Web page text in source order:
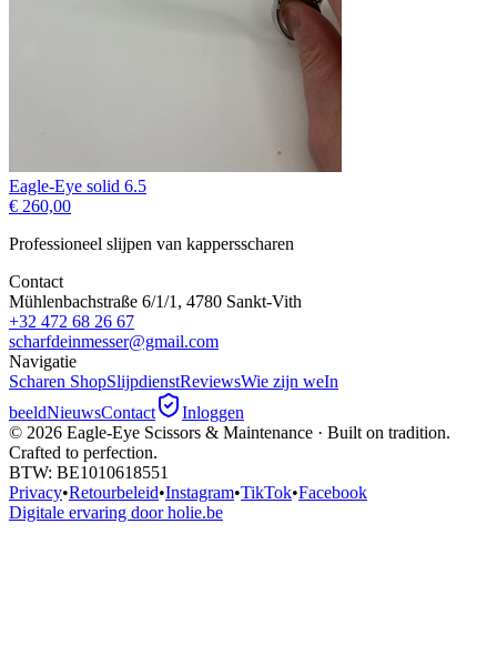
Eagle-Eye solid 6.5
€ 260,00
Professioneel slijpen van kappersscharen
Contact
Mühlenbachstraße 6/1/1, 4780 Sankt-Vith
+32 472 68 26 67
scharfdeinmesser@gmail.com
Navigatie
Scharen ShopSlijpdienstReviewsWie zijn weIn
beeldNieuwsContact
Inloggen
© 2026 Eagle-Eye Scissors & Maintenance · Built on tradition.
Crafted to perfection.
BTW: BE1010618551
Privacy•Retourbeleid•Instagram•TikTok•Facebook
Digitale ervaring door holie.be